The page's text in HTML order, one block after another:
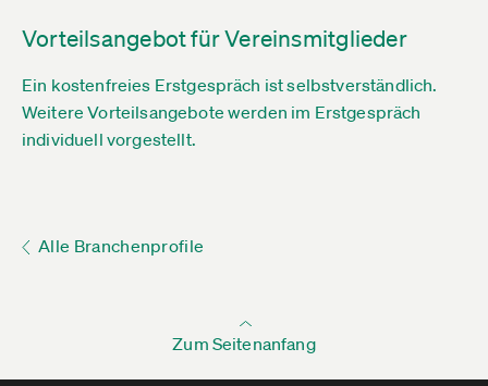
Vorteilsangebot für Vereinsmitglieder
Ein kostenfreies Erstgespräch ist selbstverständlich.
Weitere Vorteilsangebote werden im Erstgespräch
individuell vorgestellt.
Alle Branchenprofile
Zum Seitenanfang